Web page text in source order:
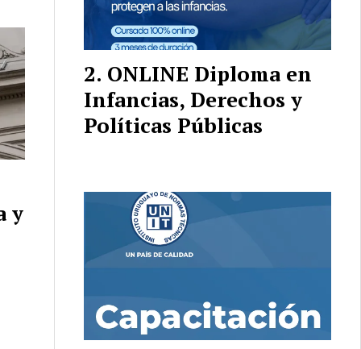
y
ONLINE Diploma en
Infancias, Derechos y
Políticas Públicas